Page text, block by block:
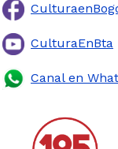
CulturaEnBta
Canal en